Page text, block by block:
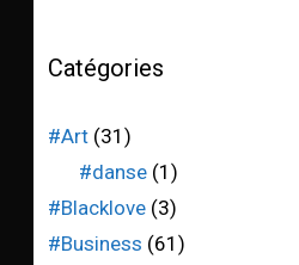
Catégories
#Art (31)
#danse(1)
#Blacklove (3)
#Business (61)